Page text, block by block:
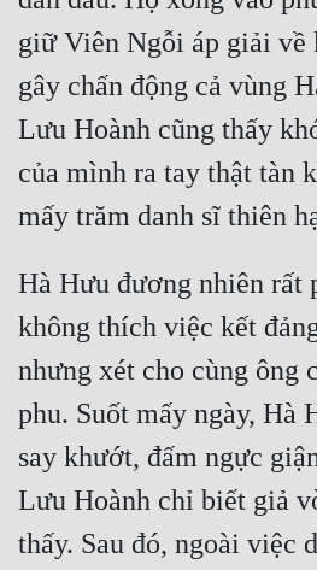
giữ Viên Ngỗi áp giải về
gây chấn động cả vùng
Lưu Hoành cũng thấy
của mình ra tay thật tàn
Hà Hưu đương nhiên rất
không thích việc kết
nhưng xét cho cùng ông
phu. Suốt mấy ngày, Hà
say khướt, đấm ngực
Lưu Hoành chỉ biết giả
thấy. Sau đó, ngoài việc